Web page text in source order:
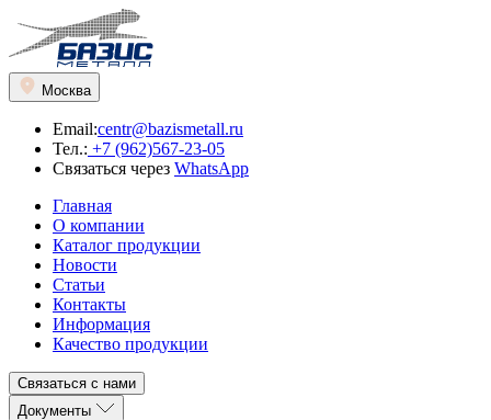
Москва
Email:centr@bazismetall.ru
Тел.: +7 (962)567-23-05
Связаться через WhatsApp
Главная
О компании
Каталог продукции
Новости
Статьи
Контакты
Информация
Качество продукции
Связаться с нами
Документы